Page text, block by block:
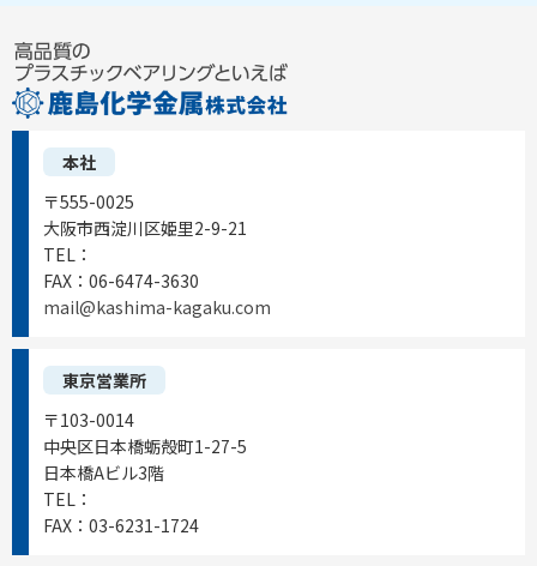
本社
〒555-0025
大阪市西淀川区姫里2-9-21
TEL：
FAX： 06-6474-3630
mail@kashima-kagaku.com
東京営業所
〒103-0014
中央区日本橋蛎殻町1-27-5
日本橋Aビル3階
TEL：
FAX： 03-6231-1724